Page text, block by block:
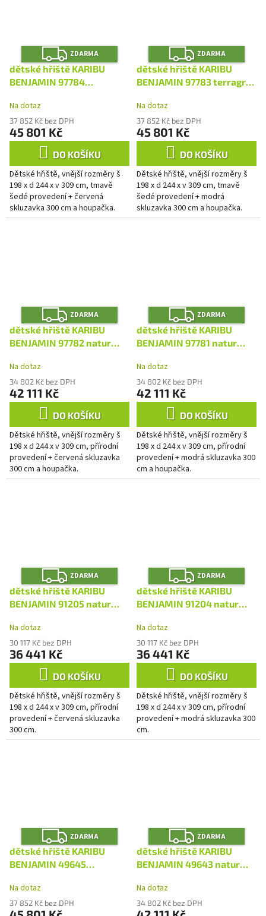
Z
D
A
R
M
ZDARMA
dětské hřiště KARIBU
BENJAMIN 97784
Na dotaz
37 852 Kč bez DPH
45 801 Kč
DO KOŠÍKU
Dětské hřiště, vnější rozměry š
198 x d 244 x v 309 cm, tmavě
šedé provedení + červená
skluzavka 300 cm a houpačka.
Z
D
A
R
M
ZDARMA
dětské hřiště KARIBU
BENJAMIN 97783 terragrau
Na dotaz
37 852 Kč bez DPH
45 801 Kč
DO KOŠÍKU
Dětské hřiště, vnější rozměry š
198 x d 244 x v 309 cm, tmavě
šedé provedení + modrá
skluzavka 300 cm a houpačka.
Z
D
A
R
M
ZDARMA
dětské hřiště KARIBU
BENJAMIN 97782 natur
Na dotaz
34 802 Kč bez DPH
42 111 Kč
DO KOŠÍKU
Dětské hřiště, vnější rozměry š
198 x d 244 x v 309 cm, přírodní
provedení + červená skluzavka
300 cm a houpačka.
Z
D
A
R
M
ZDARMA
dětské hřiště KARIBU
BENJAMIN 97781 natur
Na dotaz
34 802 Kč bez DPH
42 111 Kč
DO KOŠÍKU
Dětské hřiště, vnější rozměry š
198 x d 244 x v 309 cm, přírodní
provedení + modrá skluzavka 300
cm a houpačka.
Z
D
A
R
M
A
ZDARMA
dětské hřiště KARIBU
BENJAMIN 91205 natur
Na dotaz
30 117 Kč bez DPH
36 441 Kč
DO KOŠÍKU
Dětské hřiště, vnější rozměry š
198 x d 244 x v 309 cm, přírodní
provedení + červená skluzavka
300 cm.
Z
D
A
R
M
A
ZDARMA
dětské hřiště KARIBU
BENJAMIN 91204 natur
Na dotaz
30 117 Kč bez DPH
36 441 Kč
DO KOŠÍKU
Dětské hřiště, vnější rozměry š
198 x d 244 x v 309 cm, přírodní
provedení + modrá skluzavka 300
cm.
Z
D
A
R
M
ZDARMA
dětské hřiště KARIBU
BENJAMIN 49645
Na dotaz
37 852 Kč bez DPH
Z
D
A
R
M
ZDARMA
dětské hřiště KARIBU
BENJAMIN 49643 natur
Na dotaz
34 802 Kč bez DPH